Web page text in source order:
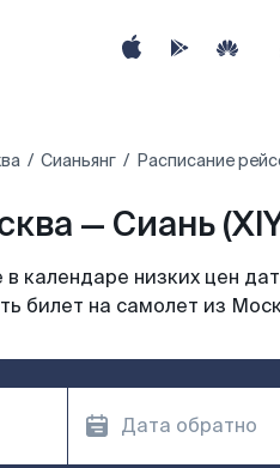
Сианьянг Расписание
— Сиань
календаре низких цен
билет на самолет из